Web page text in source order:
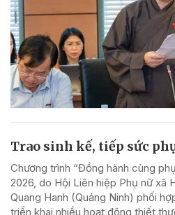
Trao sinh kế, tiếp sức
Chương trình “Đồng hành cùng
2026, do Hội Liên hiệp Phụ nữ xã
Quang Hanh (Quảng Ninh) phối
triển khai nhiều hoạt động thiết